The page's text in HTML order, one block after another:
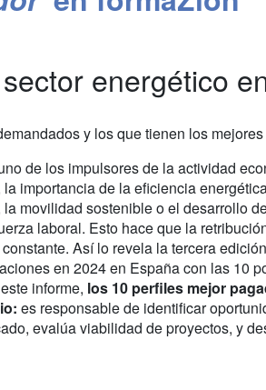
energético
y los que tienen los
de los impulsores de la actividad
importancia de la eficiencia
movilidad sostenible o el desarrollo
laboral. Esto hace que la
Así lo revela la tercera
en 2024 en España con las 10
informe, los 10 perfiles mejor
es responsable de identificar
evalúa viabilidad de proyectos, y